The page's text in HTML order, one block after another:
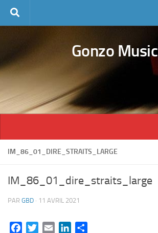
Skip to content
Gonzo Music
IM_86_01_DIRE_STRAITS_LARGE
IM_86_01_dire_straits_large
PAR GBD · 11 AVRIL 2021
FacebookTwitterEmail LinkedIn